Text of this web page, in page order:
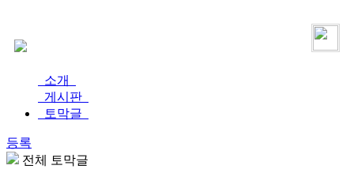
소개
게시판
토막글
등록
전체 토막글